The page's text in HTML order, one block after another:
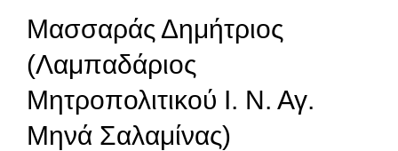
Μασσαράς Δημήτριος
(Λαμπαδάριος
Μητροπολιτικού Ι. Ν. Αγ.
Μηνά Σαλαμίνας)